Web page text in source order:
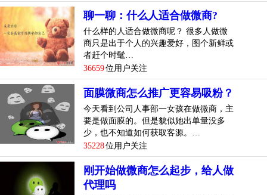
聊一聊：什么人适合做微商?
什么样的人适合做微商呢？ 很多人做微
商只是出于个人的兴趣爱好，图个新鲜或
者赶个时髦…
36659位用户关注
面膜微商怎么推广更容易吸粉？
今天看到公司人事部一女孩在做微商，主
要是做面膜的。但是貌似她出单量没多
少，也不知道如何获取客源。…
35228位用户关注
刚开始做微商怎么起步，给人做
代理吗